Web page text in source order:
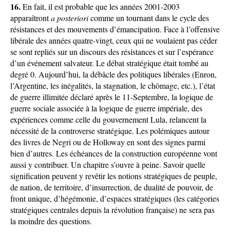
16.En fait, il est probable que les années 2001-2003
apparaîtronta posterioricomme un tournant dans le cycle des
résistances et des mouvements d’émancipation. Face à l’offensive
libérale des années quatre-vingt, ceux qui ne voulaient pas céder
se sont repliés sur un discours des résistances et sur l’espérance
d’un événement salvateur. Le débat stratégique était tombé au
degré 0. Aujourd’hui, la débâcle des politiques libérales (Enron,
l’Argentine, les inégalités, la stagnation, le chômage, etc.), l’état
de guerre illimitée déclaré après le 11-Septembre, la logique de
guerre sociale associée à la logique de guerre impériale, des
expériences comme celle du gouvernement Lula, relancent la
nécessité de la controverse stratégique. Les polémiques autour
des livres de Negri ou de Holloway en sont des signes parmi
bien d’autres. Les échéances de la construction européenne vont
aussi y contribuer. Un chapitre s’ouvre à peine. Savoir quelle
signification peuvent y revêtir les notions stratégiques de peuple,
de nation, de territoire, d’insurrection, de dualité de pouvoir, de
front unique, d’hégémonie, d’espaces stratégiques (les catégories
stratégiques centrales depuis la révolution française) ne sera pas
la moindre des questions.